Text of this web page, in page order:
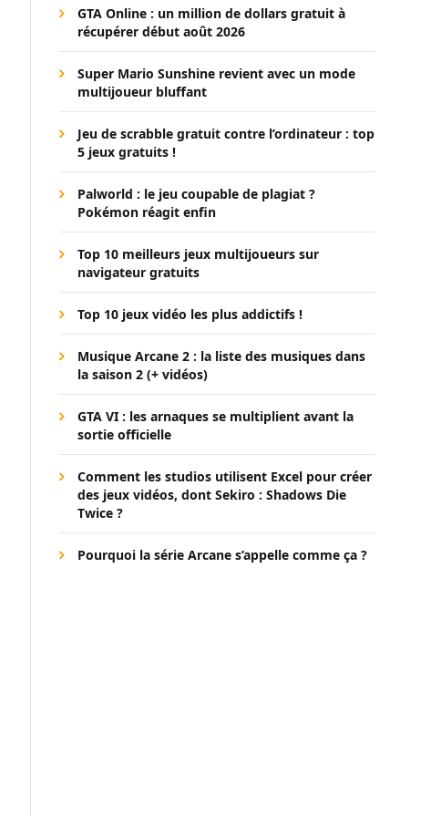
GTA Online : un million de dollars gratuit à
récupérer début août 2026
Super Mario Sunshine revient avec un mode
multijoueur bluffant
Jeu de scrabble gratuit contre l’ordinateur : top
5 jeux gratuits !
Palworld : le jeu coupable de plagiat ?
Pokémon réagit enfin
Top 10 meilleurs jeux multijoueurs sur
navigateur gratuits
Top 10 jeux vidéo les plus addictifs !
Musique Arcane 2 : la liste des musiques dans
la saison 2 (+ vidéos)
GTA VI : les arnaques se multiplient avant la
sortie officielle
Comment les studios utilisent Excel pour créer
des jeux vidéos, dont Sekiro : Shadows Die
Twice ?
Pourquoi la série Arcane s’appelle comme ça ?